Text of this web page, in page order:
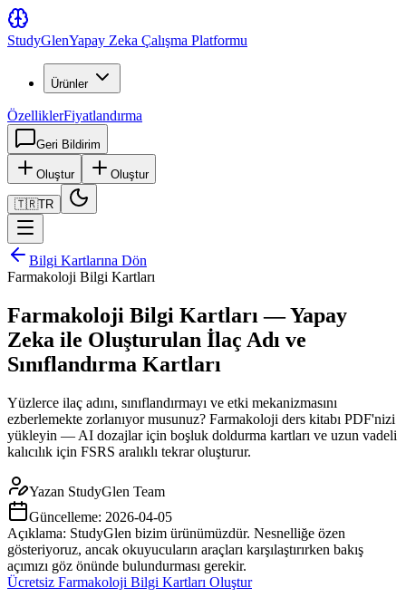
StudyGlenYapay Zeka Çalışma Platformu
Ürünler
ÖzelliklerFiyatlandırma
Geri Bildirim
Oluştur Oluştur
🇹🇷TR
Bilgi Kartlarına Dön
Farmakoloji Bilgi Kartları
Farmakoloji Bilgi Kartları — Yapay
Zeka ile Oluşturulan İlaç Adı ve
Sınıflandırma Kartları
Yüzlerce ilaç adını, sınıflandırmayı ve etki mekanizmasını
ezberlemekte zorlanıyor musunuz? Farmakoloji ders kitabı PDF'nizi
yükleyin — AI dozajlar için boşluk doldurma kartları ve uzun vadeli
kalıcılık için FSRS aralıklı tekrar oluşturur.
Yazan StudyGlen Team
Güncelleme: 2026-04-05
Açıklama: StudyGlen bizim ürünümüzdür. Nesnelliğe özen
gösteriyoruz, ancak okuyucuların araçları karşılaştırırken bakış
açımızı göz önünde bulundurması gerekir.
Ücretsiz Farmakoloji Bilgi Kartları Oluştur